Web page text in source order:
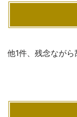
他1件、残念ながら